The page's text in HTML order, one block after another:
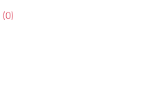
(0)